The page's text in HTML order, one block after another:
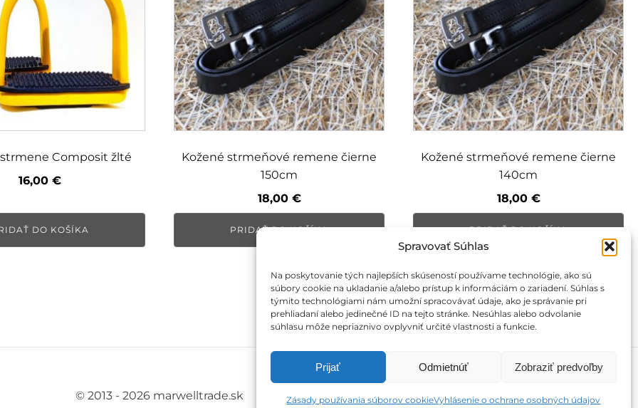
Spravovať Súhlas
Na poskytovanie tých najlepších skúseností používame technológie, ako sú
súbory cookie na ukladanie a/alebo prístup k informáciám o zariadení. Súhlas s
týmito technológiami nám umožní spracovávať údaje, ako je správanie pri
prehliadaní alebo jedinečné ID na tejto stránke. Nesúhlas alebo odvolanie
súhlasu môže nepriaznivo ovplyvniť určité vlastnosti a funkcie.
Prijať Odmietnúť Zobraziť predvoľby
Zásady používania súborov cookieVyhlásenie o ochrane osobných údajov
Composit žlté
16,00 €
DO KOŠÍKA
Kožené strmeňové remene čierne
150cm
18,00 €
PRIDAŤ DO KOŠÍKA
Kožené strmeňové remene čierne
140cm
18,00 €
PRIDAŤ DO KOŠÍKA
© 2013 - 2026 marwelltrade.sk